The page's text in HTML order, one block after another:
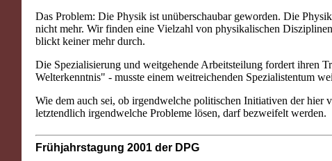
Das Problem: Die Physik ist unüberschaubar geworden. Die
nicht mehr. Wir finden eine Vielzahl von physikalischen
blickt keiner mehr durch.
Die Spezialisierung und weitgehende Arbeitsteilung fordert ihren
Welterkenntnis" - musste einem weitreichenden Spezialistentum
Wie dem auch sei, ob irgendwelche politischen Initiativen der hier
letztendlich irgendwelche Probleme lösen, darf bezweifelt werden.
Frühjahrstagung 2001 der DPG